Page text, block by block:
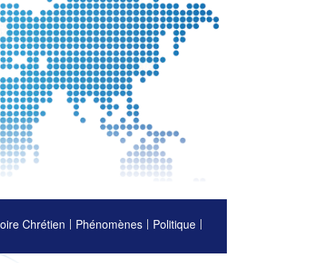
Chrétien Phénomènes
Politique